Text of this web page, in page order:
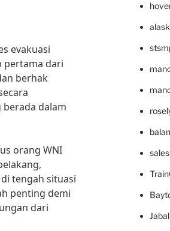
evakuasi
pertama dari
berhak
dalam
orang WNI
tengah situasi
penting demi
dari